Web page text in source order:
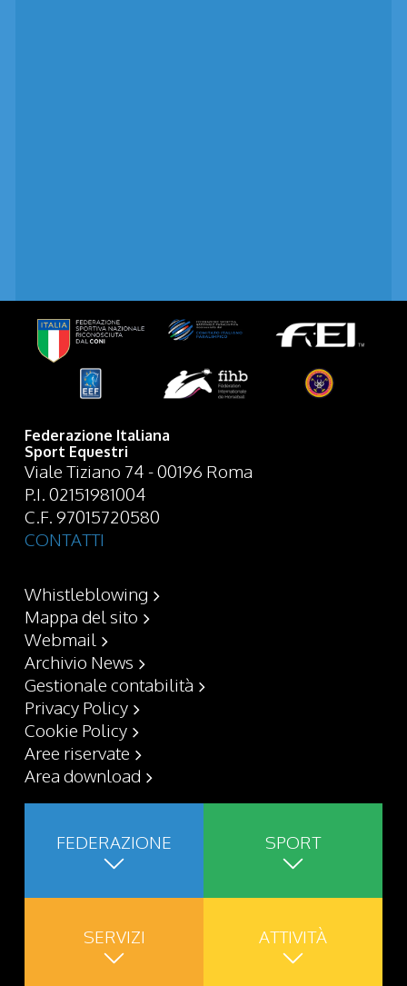
Federazione Italiana
Sport Equestri
Viale Tiziano 74 - 00196 Roma
P.I. 02151981004
C.F. 97015720580
CONTATTI
Whistleblowing
Mappa del sito
Webmail
Archivio News
Gestionale contabilità
Privacy Policy
Cookie Policy
Aree riservate
Area download
FEDERAZIONE SPORT
SERVIZI ATTIVITÀ